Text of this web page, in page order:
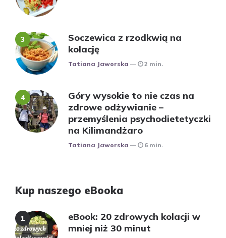
Soczewica z rzodkwią na
kolację
Posted
Tatiana Jaworska 2 min.
Góry wysokie to nie czas na
zdrowe odżywianie –
przemyślenia psychodietetyczki
na Kilimandżaro
Posted
Tatiana Jaworska 6 min.
Kup naszego eBooka
eBook: 20 zdrowych kolacji w
mniej niż 30 minut